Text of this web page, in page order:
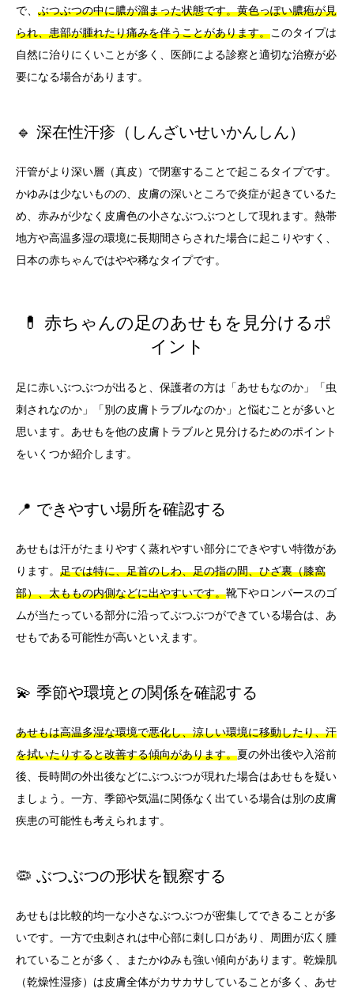
で、 ぶつぶつの中に膿が溜まった状態です。黄色っぽい膿疱が見
られ、患部が腫れたり痛みを伴うことがあります。このタイプは
自然に治りにくいことが多く、医師による診察と適切な治療が必
要になる場合があります。
🔹 深在性汗疹（しんざいせいかんしん）
汗管がより深い層（真皮）で閉塞することで起こるタイプです。
かゆみは少ないものの、皮膚の深いところで炎症が起きているた
め、赤みが少なく皮膚色の小さなぶつぶつとして現れます。熱帯
地方や高温多湿の環境に長期間さらされた場合に起こりやすく、
日本の赤ちゃんではやや稀なタイプです。
💊 赤ちゃんの足のあせもを見分けるポ
イント
足に赤いぶつぶつが出ると、保護者の方は「あせもなのか」「虫
刺されなのか」「別の皮膚トラブルなのか」と悩むことが多いと
思います。あせもを他の皮膚トラブルと見分けるためのポイント
をいくつか紹介します。
📍 できやすい場所を確認する
あせもは汗がたまりやすく蒸れやすい部分にできやすい特徴があ
ります。 足では特に、足首のしわ、足の指の間、ひざ裏（膝窩
部）、太ももの内側などに出やすいです。靴下やロンパースのゴ
ムが当たっている部分に沿ってぶつぶつができている場合は、あ
せもである可能性が高いといえます。
💫 季節や環境との関係を確認する
あせもは高温多湿な環境で悪化し、涼しい環境に移動したり、汗
を拭いたりすると改善する傾向があります。夏の外出後や入浴前
後、長時間の外出後などにぶつぶつが現れた場合はあせもを疑い
ましょう。一方、季節や気温に関係なく出ている場合は別の皮膚
疾患の可能性も考えられます。
🦠 ぶつぶつの形状を観察する
あせもは比較的均一な小さなぶつぶつが密集してできることが多
いです。一方で虫刺されは中心部に刺し口があり、周囲が広く腫
れていることが多く、またかゆみも強い傾向があります。乾燥肌
（乾燥性湿疹）は皮膚全体がカサカサしていることが多く、あせ